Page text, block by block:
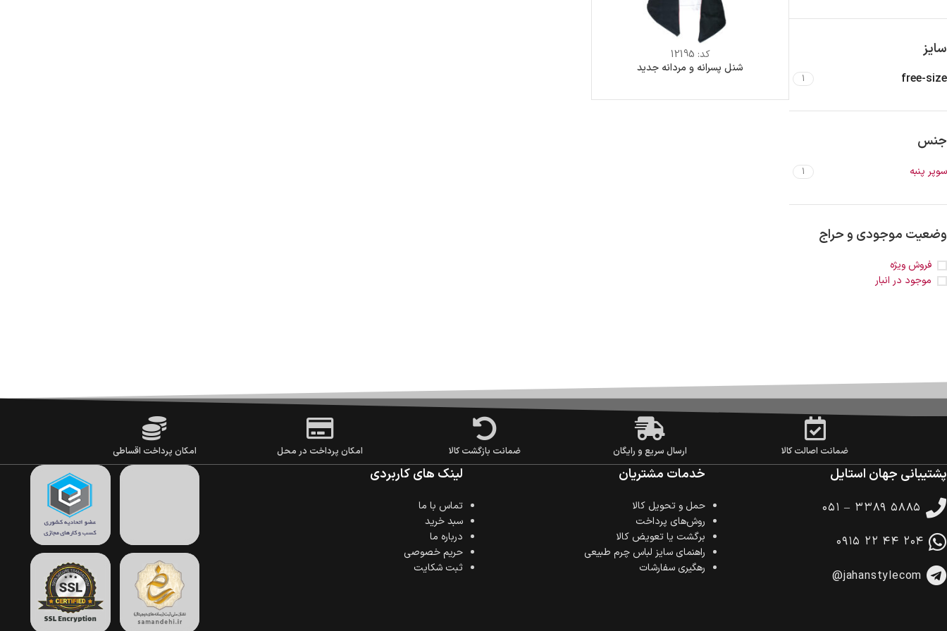
سایز
free-size
1
جنس
سوپر پنبه 1
وضعیت موجودی و حراج
فروش ویژه
موجود در انبار
کد: 12195
شنل پسرانه و مردانه جدید
ضمانت اصالت کالا ارسال سریع و رایگان ضمانت بازگشت کالا امکان پرداخت در محل امکان پرداخت اقساطی
پشتیبانی جهان استایل
۰۵۱ – ۳۳۸۹ ۵۸۸۵
۰۹۱۵ ۲۲ ۴۴ ۲۰۴
@jahanstylecom
خدمات مشتریان
حمل‌ و تحویل کالا
روش‌های پرداخت
برگشت یا تعویض کالا
راهنمای سایز لباس چرم طبیعی
رهگیری سفارشات
لینک های کاربردی
تماس با ما
سبد خرید
درباره ما
حریم خصوصی
ثبت شکایت